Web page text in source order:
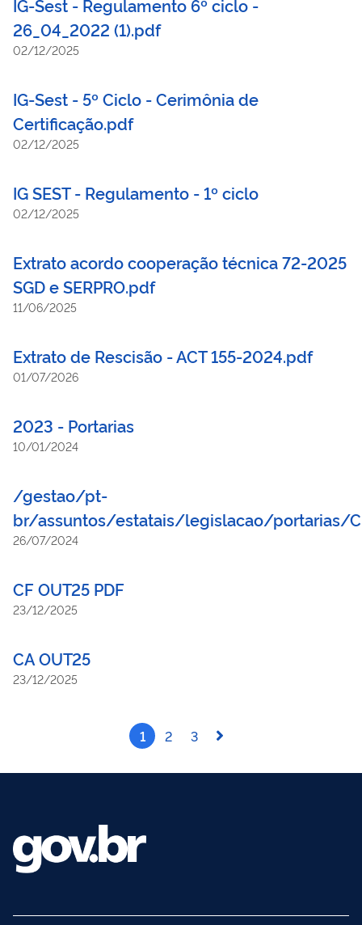
IG-Sest - Regulamento 6º ciclo -
26_04_2022 (1).pdf
02/12/2025
IG-Sest - 5º Ciclo - Cerimônia de
Certificação.pdf
02/12/2025
IG SEST - Regulamento - 1º ciclo
02/12/2025
Extrato acordo cooperação técnica 72-2025
SGD e SERPRO.pdf
11/06/2025
Extrato de Rescisão - ACT 155-2024.pdf
01/07/2026
2023 - Portarias
10/01/2024
/gestao/pt-
br/assuntos/estatais/legislacao/portarias/
26/07/2024
CF OUT25 PDF
23/12/2025
CA OUT25
23/12/2025
1 2 3